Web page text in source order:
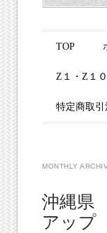
Main
Skip to
TOP
Z１・Z１
特定商取
MONTHLY
沖縄県
アップ